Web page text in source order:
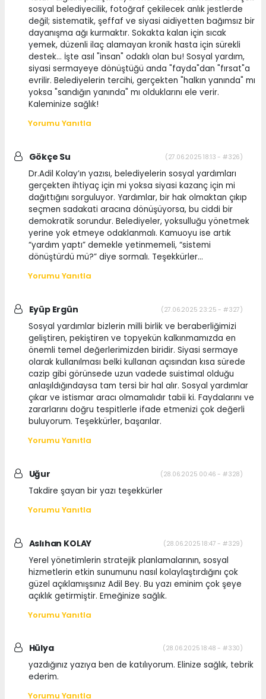
sosyal belediyecilik, fotoğraf çekilecek anlık jestlerde
değil; sistematik, şeffaf ve siyasi aidiyetten bağımsız bir
dayanışma ağı kurmaktır. Sokakta kalan için sıcak
yemek, düzenli ilaç alamayan kronik hasta için sürekli
destek... İşte asıl "insan" odaklı olan bu! Sosyal yardım,
siyasi sermayeye dönüştüğü anda "fayda"dan "fırsat"a
evrilir. Belediyelerin tercihi, gerçekten "halkın yanında" mı
yoksa "sandığın yanında" mı olduklarını ele verir.
Kaleminize sağlık!
Yorumu Yanıtla
Gökçe Su (27.06.2025 18:13 - #326)
Dr.Adil Kolay’ın yazısı, belediyelerin sosyal yardımları
gerçekten ihtiyaç için mi yoksa siyasi kazanç için mi
dağıttığını sorguluyor. Yardımlar, bir hak olmaktan çıkıp
seçmen sadakati aracına dönüşüyorsa, bu ciddi bir
demokratik sorundur. Belediyeler, yoksulluğu yönetmek
yerine yok etmeye odaklanmalı. Kamuoyu ise artık
“yardım yaptı” demekle yetinmemeli, “sistemi
dönüştürdü mü?” diye sormalı. Teşekkürler...
Yorumu Yanıtla
Eyüp Ergün (27.06.2025 23:25 - #327)
Sosyal yardımlar bizlerin milli birlik ve beraberliğimizi
geliştiren, pekiştiren ve topyekün kalkınmamızda en
önemli temel değerlerimizden biridir. Siyasi sermaye
olarak kullanılması belki kullanan açısından kısa sürede
cazip gibi görünsede uzun vadede suistimal olduğu
anlaşıldığındaysa tam tersi bir hal alır. Sosyal yardımlar
çıkar ve istismar aracı olmamalıdır tabii ki. Faydalarını ve
zararlarını doğru tespitlerle ifade etmenizi çok değerli
buluyorum. Teşekkürler, başarılar.
Yorumu Yanıtla
Uğur (28.06.2025 00:46 - #328)
Takdire şayan bir yazı teşekkürler
Yorumu Yanıtla
Aslıhan KOLAY (28.06.2025 18:47 - #329)
Yerel yönetimlerin stratejik planlamalarının, sosyal
hizmetlerin etkin sunumunu nasıl kolaylaştırdığını çok
güzel açıklamışsınız Adil Bey. Bu yazı eminim çok şeye
açıklık getirmiştir. Emeğinize sağlık.
Yorumu Yanıtla
Hülya (28.06.2025 18:48 - #330)
yazdığınız yazıya ben de katılıyorum. Elinize sağlık, tebrik
ederim.
Yorumu Yanıtla